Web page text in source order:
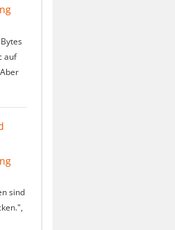
auf
sind